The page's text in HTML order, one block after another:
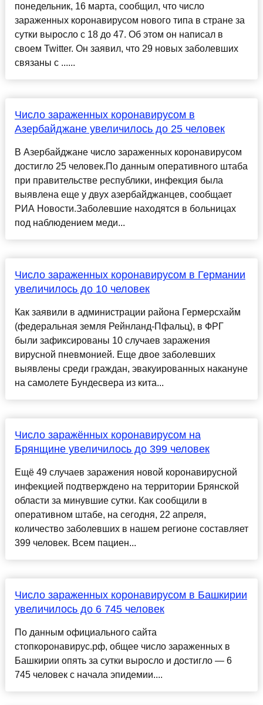
понедельник, 16 марта, сообщил, что число
зараженных коронавирусом нового типа в стране за
сутки выросло с 18 до 47. Об этом он написал в
своем Twitter. Он заявил, что 29 новых заболевших
связаны с ......
Число зараженных коронавирусом в
Азербайджане увеличилось до 25 человек
В Азербайджане число зараженных коронавирусом
достигло 25 человек.По данным оперативного штаба
при правительстве республики, инфекция была
выявлена еще у двух азербайджанцев, сообщает
РИА Новости.Заболевшие находятся в больницах
под наблюдением меди...
Число зараженных коронавирусом в Германии
увеличилось до 10 человек
Как заявили в администрации района Гермерсхайм
(федеральная земля Рейнланд-Пфальц), в ФРГ
были зафиксированы 10 случаев заражения
вирусной пневмонией. Еще двое заболевших
выявлены среди граждан, эвакуированных накануне
на самолете Бундесвера из кита...
Число заражённых коронавирусом на
Брянщине увеличилось до 399 человек
Ещё 49 случаев заражения новой коронавирусной
инфекцией подтверждено на территории Брянской
области за минувшие сутки. Как сообщили в
оперативном штабе, на сегодня, 22 апреля,
количество заболевших в нашем регионе составляет
399 человек. Всем пациен...
Число зараженных коронавирусом в Башкирии
увеличилось до 6 745 человек
По данным официального сайта
стопкоронавирус.рф, общее число зараженных в
Башкирии опять за сутки выросло и достигло — 6
745 человек с начала эпидемии....